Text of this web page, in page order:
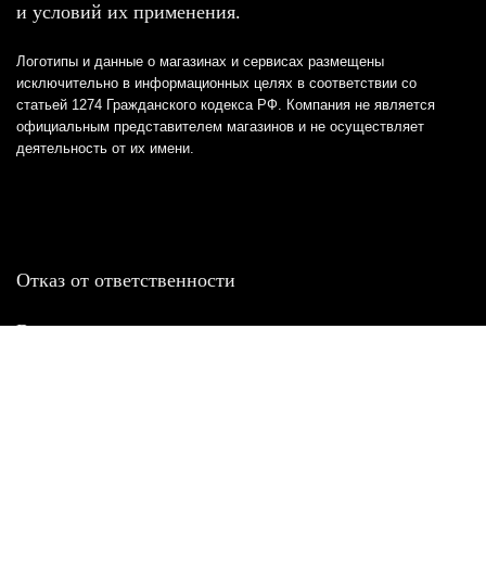
и условий их применения.
Логотипы и данные о магазинах и сервисах размещены
исключительно в информационных целях в соответствии со
статьей 1274 Гражданского кодекса РФ. Компания не является
официальным представителем магазинов и не осуществляет
деятельность от их имени.
Отказ от ответственности
Все товарные знаки и логотипы, представленные на